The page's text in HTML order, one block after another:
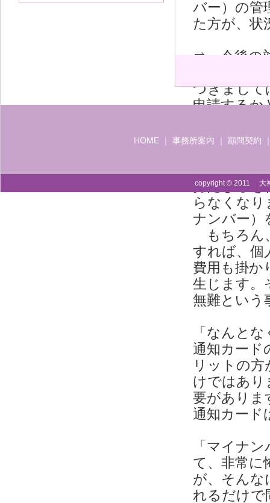
バー）の管
た方が、状
⇒ 今後の
つきまして
申請するか
在、個人番
号カードが
持たざるを
らなくなり
ナンバー）
もちろん
すれば、個
費用も掛か
生じます。
無難という
「なんと
通知カード
リットの
けではあり
要がありま
通知カード
「マイナ
て、非常に
が、そんな
れるだけで
HOME 事務所案内 顧問契約
copyright © 2011 大